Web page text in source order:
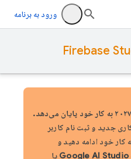
ورود به برنامه
Firebase
فضای کاری جدید و ثبت نام کاربر
خود ادامه دهید و
فضاهای کاری موجود خود را به Google AI Studio یا